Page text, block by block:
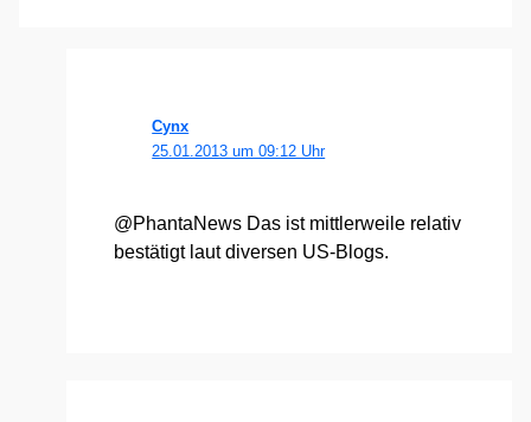
Cynx
25.01.2013 um 09:12 Uhr
@PhantaNews Das ist mitt­ler­wei­le rela­tiv
bestä­tigt laut diver­sen US-Blogs.